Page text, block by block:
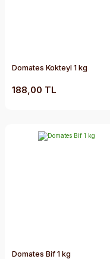
Domates Kokteyl 1 kg
188,00 TL
Domates Bif 1 kg